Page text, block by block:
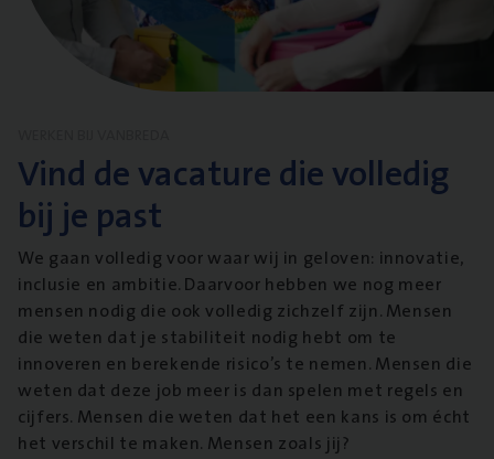
Vind de vacature die volledig
bij je past
We gaan volledig voor waar wij in geloven: innovatie,
inclusie en ambitie. Daarvoor hebben we nog meer
mensen nodig die ook volledig zichzelf zijn. Mensen
die weten dat je stabiliteit nodig hebt om te
innoveren en berekende risico’s te nemen. Mensen die
weten dat deze job meer is dan spelen met regels en
cijfers. Mensen die weten dat het een kans is om écht
het verschil te maken. Mensen zoals jij?